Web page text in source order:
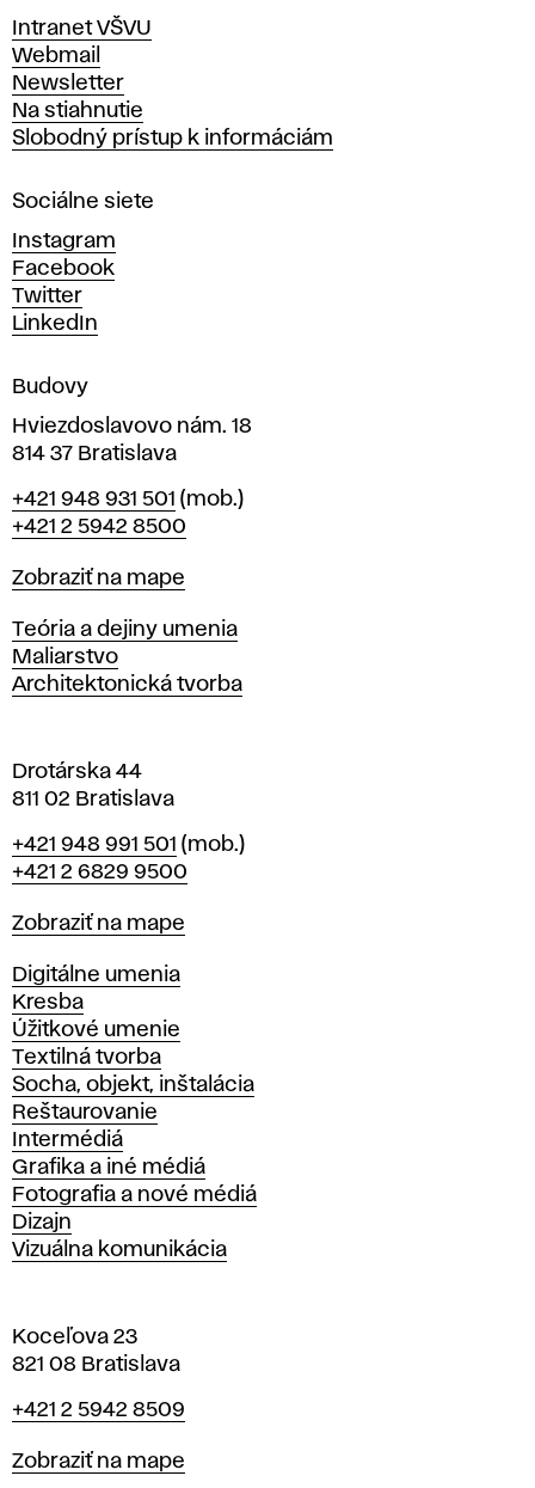
ý
t
v
a
r
ý
c
h
u
m
e
í
v
r
a
i
l
a
v
Intranet VŠVU
Webmail
Newsletter
Na stiahnutie
Slobodný prístup k informáciám
Sociálne siete
Instagram
Facebook
Twitter
LinkedIn
Budovy
Hviezdoslavovo nám. 18
814 37 Bratislava
Telefón
+421 948 931 501 (mob.)
+421 2 5942 8500
Mapa
Zobraziť na mape
Katedry
Teória a dejiny umenia
Maliarstvo
Architektonická tvorba
Drotárska 44
811 02 Bratislava
Telefón
+421 948 991 501 (mob.)
+421 2 6829 9500
Mapa
Zobraziť na mape
Katedry
Digitálne umenia
Kresba
Úžitkové umenie
Textilná tvorba
Socha, objekt, inštalácia
Reštaurovanie
Intermédiá
Grafika a iné médiá
Fotografia a nové médiá
Dizajn
Vizuálna komunikácia
Koceľova 23
821 08 Bratislava
Telefón
+421 2 5942 8509
Mapa
Zobraziť na mape